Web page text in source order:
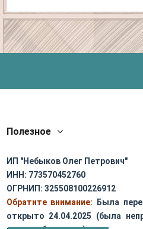
Полезное
ИП "Небыков Олег Петрович"
ИНН: 773570452760
ОГРНИП: 325508100226912
Обратите внимание: Была
открыто 24.04.2025 (была